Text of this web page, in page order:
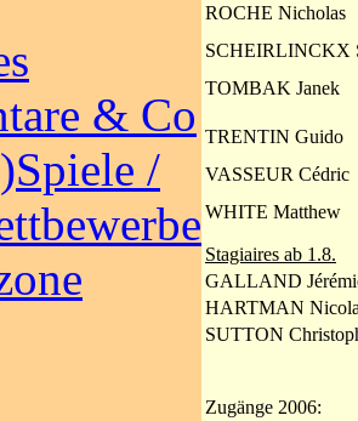
& Co
/
ROCHE Nicholas
SCHEIRLINCKX
TOMBAK Janek
TRENTIN Guido
VASSEUR Cédric
WHITE Matthew
Stagiaires ab 1.8.
GALLAND
HARTMAN
SUTTON
Zugänge 2006: